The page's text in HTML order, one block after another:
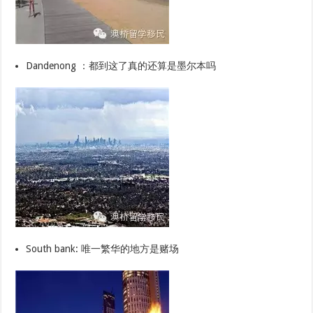
Dandenong ：都到这了真的还算是墨尔本吗
South bank: 唯一繁华的地方是赌场